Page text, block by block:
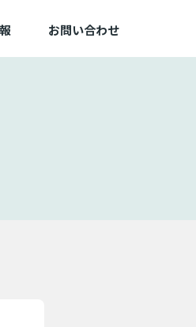
お問い合わせ